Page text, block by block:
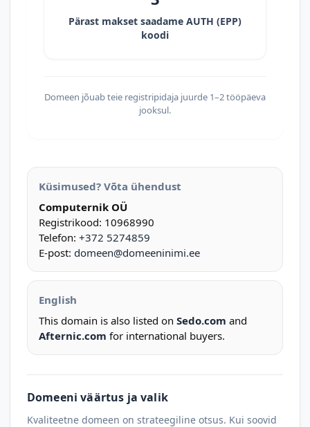
Pärast makset saadame AUTH (EPP)
koodi
Domeen jõuab teie registripidaja juurde 1–2 tööpäeva
jooksul.
Küsimused? Võta ühendust
Computernik OÜ
Registrikood: 10968990
Telefon: +372 5274859
E-post: domeen@domeeninimi.ee
English
This domain is also listed on Sedo.com and
Afternic.com for international buyers.
Domeeni väärtus ja valik
Kvaliteetne domeen on strateegiline otsus. Kui soovid